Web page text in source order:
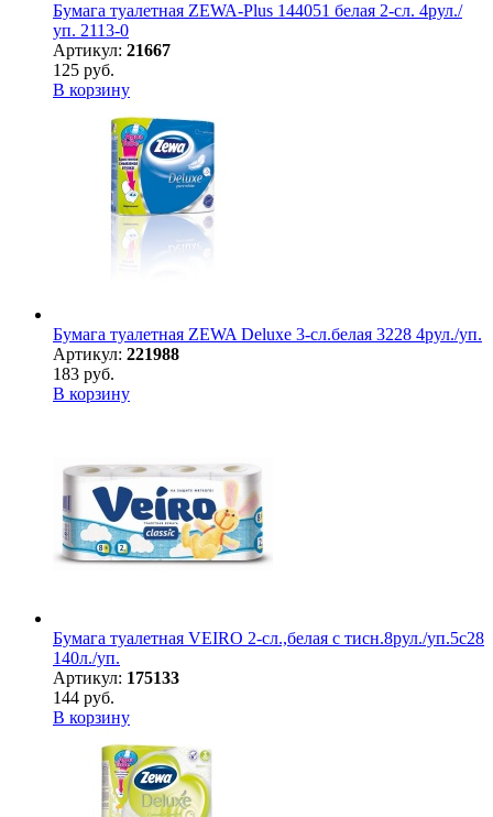
Бумага туалетная ZEWA-Plus 144051 белая 2-сл. 4рул./
уп. 2113-0
Артикул: 21667
125 руб.
В корзину
Бумага туалетная ZEWA Deluxe 3-сл.белая 3228 4рул./уп.
Артикул: 221988
183 руб.
В корзину
Бумага туалетная VEIRO 2-сл.,белая с тисн.8рул./уп.5с28
140л./уп.
Артикул: 175133
144 руб.
В корзину